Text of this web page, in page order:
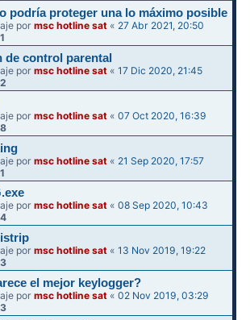
podría proteger una lo máximo posible
pormsc hotline sat « 27 Abr 2021, 20:50
1
de control parental
pormsc hotline sat «17 Dic 2020, 21:45
2
pormsc hotline sat «07 Oct 2020, 16:39
8
pormsc hotline sat « 21 Sep 2020, 17:57
1
pormsc hotline sat «08 Sep 2020, 10:43
4
pormsc hotline sat «13 Nov 2019, 19:22
3
el mejor keylogger?
pormsc hotline sat «02 Nov 2019, 03:29
3